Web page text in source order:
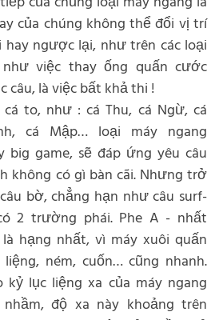
của chúng không thể đổi vị trí
ngược lại, như trên các loại
việc thay ống quấn cước
câu, là việc bất khả thi !
to, như : cá Thu, cá Ngừ, cá
cá Mập… loại máy ngang
big game, sẽ đáp ứng yêu câu
không có gì bàn cãi. Nhưng trở
bờ, chẳng hạn như câu surf-
2 trường phái. Phe A - nhất
hạng nhất, vì máy xuôi quấn
ném, cuốn… cũng nhanh.
kỷ lục liệng xa của máy ngang
độ xa này khoảng trên